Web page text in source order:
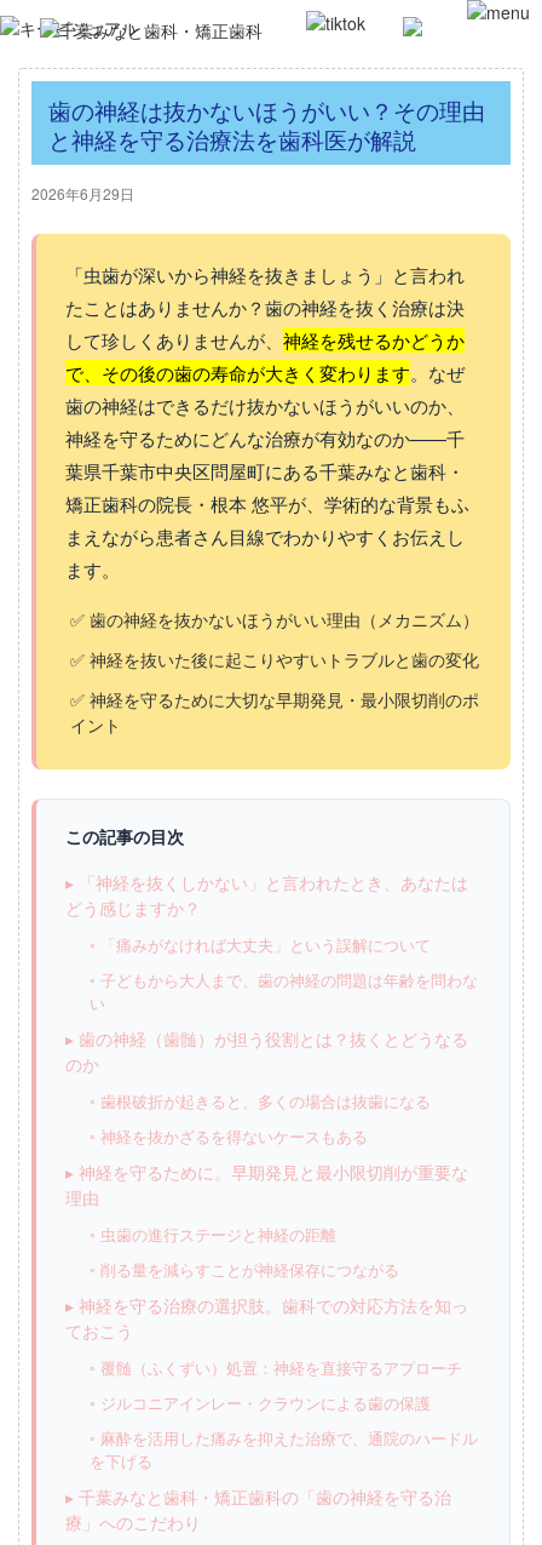
歯の神経は抜かないほうがいい？その理由
と神経を守る治療法を歯科医が解説
2026年6月29日
「虫歯が深いから神経を抜きましょう」と言われ
たことはありませんか？歯の神経を抜く治療は決
して珍しくありませんが、神経を残せるかどうか
で、その後の歯の寿命が大きく変わります。なぜ
歯の神経はできるだけ抜かないほうがいいのか、
神経を守るためにどんな治療が有効なのか——千
葉県千葉市中央区問屋町にある千葉みなと歯科・
矯正歯科の院長・根本 悠平が、学術的な背景もふ
まえながら患者さん目線でわかりやすくお伝えし
ます。
✅ 歯の神経を抜かないほうがいい理由（メカニズム）
✅ 神経を抜いた後に起こりやすいトラブルと歯の変化
✅ 神経を守るために大切な早期発見・最小限切削のポ
イント
この記事の目次
▸ 「神経を抜くしかない」と言われたとき、あなたは
どう感じますか？
◦ 「痛みがなければ大丈夫」という誤解について
◦ 子どもから大人まで、歯の神経の問題は年齢を問わな
い
▸ 歯の神経（歯髄）が担う役割とは？抜くとどうなる
のか
◦ 歯根破折が起きると、多くの場合は抜歯になる
◦ 神経を抜かざるを得ないケースもある
▸ 神経を守るために。早期発見と最小限切削が重要な
理由
◦ 虫歯の進行ステージと神経の距離
◦ 削る量を減らすことが神経保存につながる
▸ 神経を守る治療の選択肢。歯科での対応方法を知っ
ておこう
◦ 覆髄（ふくずい）処置：神経を直接守るアプローチ
◦ ジルコニアインレー・クラウンによる歯の保護
◦ 麻酔を活用した痛みを抑えた治療で、通院のハードル
を下げる
▸ 千葉みなと歯科・矯正歯科の「歯の神経を守る治
療」へのこだわり